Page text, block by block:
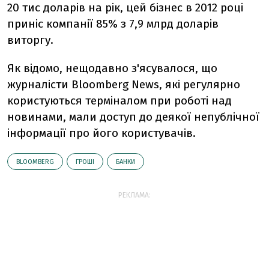
20 тис доларів на рік, цей бізнес в 2012 році
приніс компанії 85% з 7,9 млрд доларів
виторгу.
Як відомо, нещодавно з'ясувалося, що
журналісти Bloomberg News, які регулярно
користуються терміналом при роботі над
новинами, мали доступ до деякої непублічної
інформації про його користувачів.
BLOOMBERG ГРОШІ БАНКИ
РЕКЛАМА: